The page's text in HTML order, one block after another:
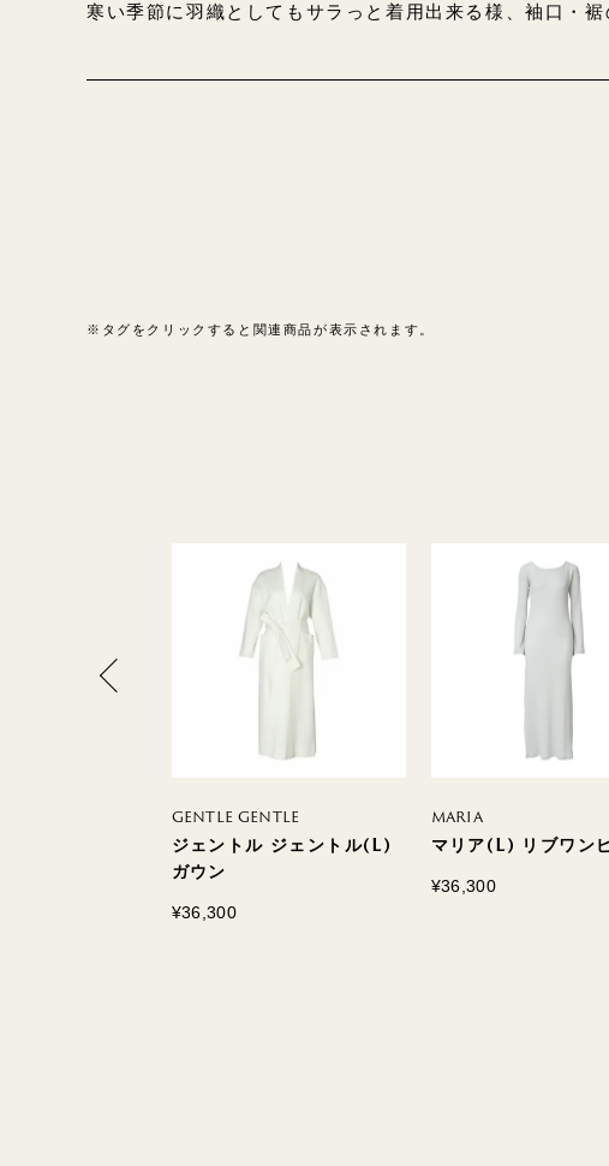
寒い季節に羽織としてもサラっと着用出来る様、袖口・
※タグをクリックすると関連商品が表示されます。
GENTLE GENTLE
ジェントル ジェントル(L)
ガウン
¥36,300
MARIA
マリア(L) リブワン
¥36,300